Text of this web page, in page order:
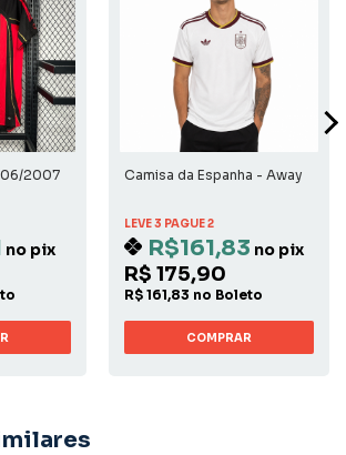
2007
no pix
Camisa da Espanha - Away
LEVE 3 PAGUE 2
R$161,83 no pix
R$ 175,90
R$ 161,83 no Boleto
COMPRAR